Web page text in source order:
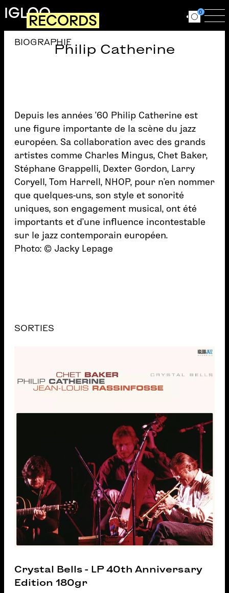
Aller au contenu principal
IGLOORECORDS Ouvrir le
0
Philip Catherine
BIOGRAPHIE
Depuis les années ’60 Philip Catherine est
une figure importante de la scène du jazz
européen. Sa collaboration avec des grands
artistes comme Charles Mingus, Chet Baker,
Stéphane Grappelli, Dexter Gordon, Larry
Coryell, Tom Harrell, NHOP, pour n’en nommer
que quelques-uns, son style et sonorité
uniques, son engagement musical, ont été
importants et d’une influence incontestable
sur le jazz contemporain européen.
Photo: © Jacky Lepage
SORTIES
Crystal Bells - LP 40th Anniversary
Edition 180gr